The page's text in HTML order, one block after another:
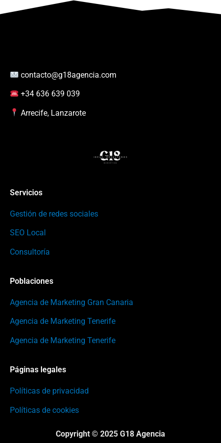
contacto@g18agencia.com
+34 636 639 039
Arrecife, Lanzarote
Servicios
Gestión de redes sociales
SEO Local
Consultoría
Poblaciones
Agencia de Marketing Gran Canaria
Agencia de Marketing Tenerife
Agencia de Marketing Tenerife
Páginas legales
Políticas de privacidad
Políticas de cookies
Copyright © 2025 G18 Agencia